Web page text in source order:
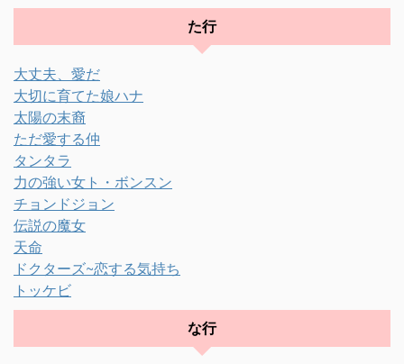
た行
大丈夫、愛だ
大切に育てた娘ハナ
太陽の末裔
ただ愛する仲
タンタラ
力の強い女ト・ボンスン
チョンドジョン
伝説の魔女
天命
ドクターズ~恋する気持ち
トッケビ
な行